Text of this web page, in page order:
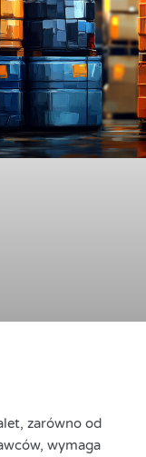
zarówno od
wymaga